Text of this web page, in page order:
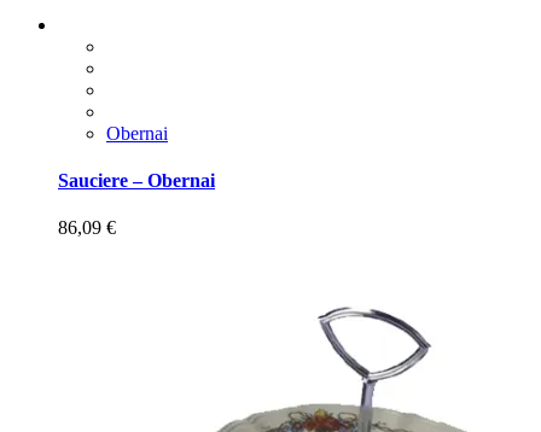
Obernai
Sauciere – Obernai
86,09 €